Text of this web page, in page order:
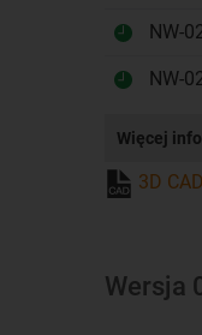
NW-
NW-
Więcej
3D CAD
Wersja